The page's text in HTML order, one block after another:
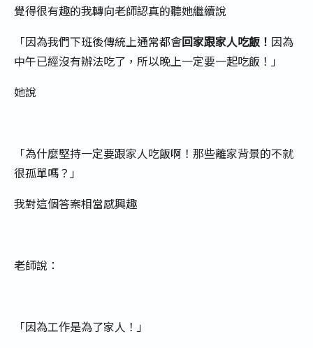
覺得很有趣的我轉向老師認真的聽她繼續說
「因為我們下班後傳統上通常都會回家跟家人吃飯！ 因為
中午已經沒有辦法吃了，所以晚上一定要一起吃飯！」
她說
「為什麼堅持一定要跟家人吃飯啊！那些離家背景的不就
很孤單嗎？」
我對這個答案相當感興趣
老師說：
「因為工作是為了家人！」